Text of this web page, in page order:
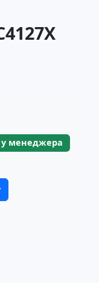
у менеджера